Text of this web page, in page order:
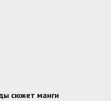
сюжет манги